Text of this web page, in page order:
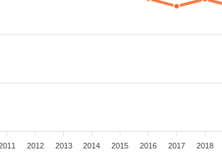
2012 2013 2014 2015 2016 2017 2018